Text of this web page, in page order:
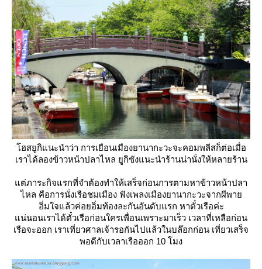
ฮสยูกิแนะนำว่า การเยือนเมืองยานากะวะจะคอมพลีสก็ต่อเมื่อ
เราได้ลองข้าวหน้าปลาไหล ยูกิซังแนะนำร้านน่านั่งให้หลายร้าน
ต่ภาระกิจแรกที่จำต้องทำให้เสร็จก่อนการตามหาข้าวหน้าปลา
ไหล คือการนั่งเรือชมเมือง ฟังเพลงเมืองยานากะวะจากผีพา
อิ่มใจแล้วค่อยอิ่มท้องละกันอันดับแรก หาตั๋วเรือค่ะ
น่นอนเราได้ตั๋วเรือก่อนใครเพื่อนเพราะมาเร็ว เวลาที่เหลือก่อน
เรือจะออก เราเที่ยวศาลเจ้ารอกันไปแล้วในบล๊อกก่อน เที่ยวเสร็จ
พอดีกับเวลาเรือออก 10 โมง